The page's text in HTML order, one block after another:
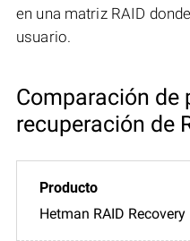
en una matriz RAID
usuario.
Comparación de
recuperación de
Hetman RAID Recovery